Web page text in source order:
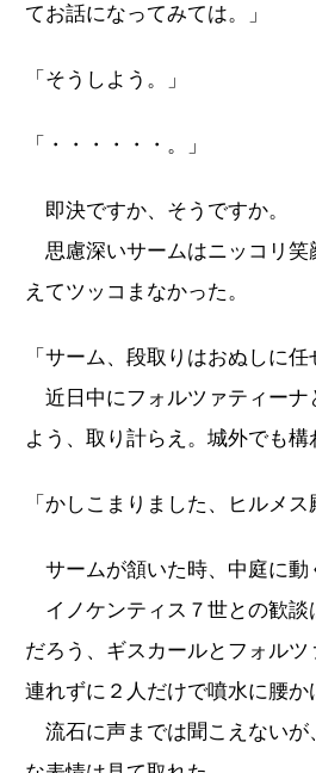
てお話になってみては。」
「そうしよう。」
「・・・・・・。」
即決ですか、そうですか。
思慮深いサームはニッコリ笑
えてツッコまなかった。
「サーム、段取りはおぬしに任
近日中にフォルツァティーナ
よう、取り計らえ。城外でも構
「かしこまりました、ヒルメス
サームが頷いた時、中庭に動
イノケンティス７世との歓談
だろう、ギスカールとフォルツ
連れずに２人だけで噴水に腰か
流石に声までは聞こえないが